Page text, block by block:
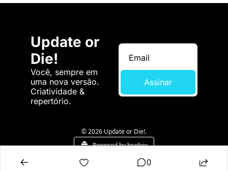
Update or
Die!
Você, sempre em
uma nova versão.
Criatividade &
repertório.
Assinar
© 2026 Update or Die!.
Powered by beehiiv
0